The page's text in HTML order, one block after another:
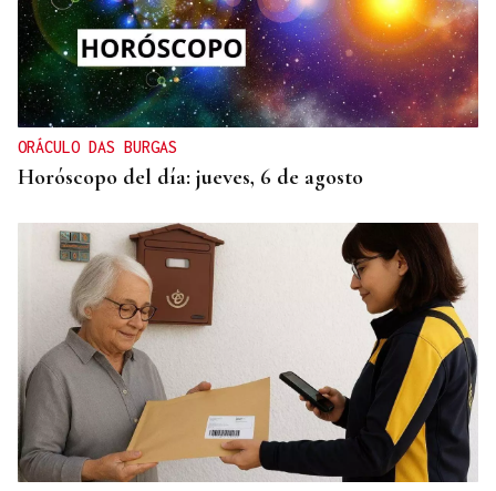
ORÁCULO DAS BURGAS
Horóscopo del día: jueves, 6 de agosto